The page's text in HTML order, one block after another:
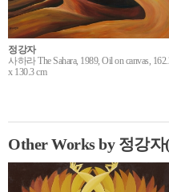
정강자
사하라 The Sahara, 1989, Oil on canvas,
x 130.3 cm
Other Works by 정강